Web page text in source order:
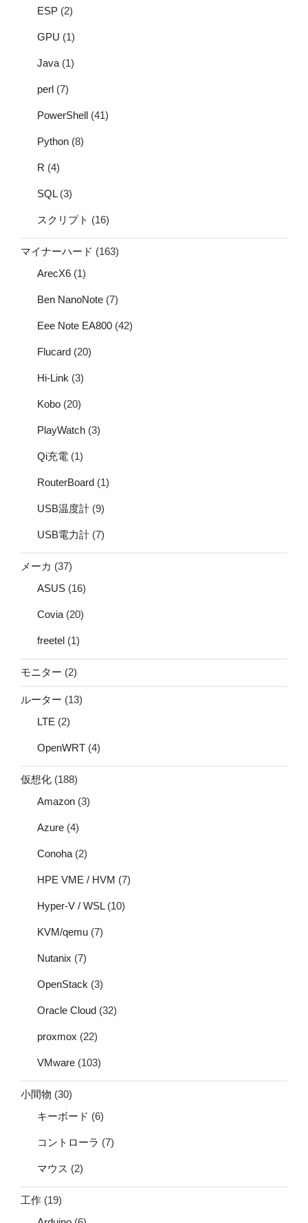
ESP (2)
GPU (1)
Java (1)
perl (7)
PowerShell (41)
Python (8)
R (4)
SQL(3)
スクリプト (16)
マイナーハード (163)
ArecX6 (1)
Ben NanoNote (7)
Eee Note EA800 (42)
Flucard (20)
Hi-Link (3)
Kobo (20)
PlayWatch (3)
Qi充電 (1)
RouterBoard (1)
USB温度計 (9)
USB電力計 (7)
メーカ (37)
ASUS (16)
Covia (20)
freetel (1)
モニター (2)
ルーター (13)
LTE (2)
OpenWRT (4)
仮想化 (188)
Amazon (3)
Azure (4)
Conoha (2)
HPE VME / HVM (7)
Hyper-V / WSL(10)
KVM/qemu (7)
Nutanix (7)
OpenStack (3)
Oracle Cloud (32)
proxmox (22)
VMware (103)
小間物 (30)
キーボード (6)
コントローラ (7)
マウス (2)
工作 (19)